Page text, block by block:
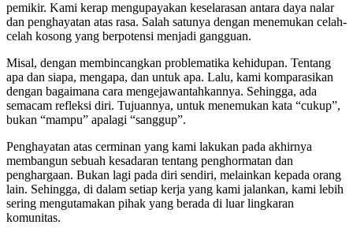
pemikir. Kami kerap mengupayakan keselarasan antara daya nalar
dan penghayatan atas rasa. Salah satunya dengan menemukan celah-
celah kosong yang berpotensi menjadi gangguan.
Misal, dengan membincangkan problematika kehidupan. Tentang
apa dan siapa, mengapa, dan untuk apa. Lalu, kami komparasikan
dengan bagaimana cara mengejawantahkannya. Sehingga, ada
semacam refleksi diri. Tujuannya, untuk menemukan kata “cukup”,
bukan “mampu” apalagi “sanggup”.
Penghayatan atas cerminan yang kami lakukan pada akhirnya
membangun sebuah kesadaran tentang penghormatan dan
penghargaan. Bukan lagi pada diri sendiri, melainkan kepada orang
lain. Sehingga, di dalam setiap kerja yang kami jalankan, kami lebih
sering mengutamakan pihak yang berada di luar lingkaran
komunitas.